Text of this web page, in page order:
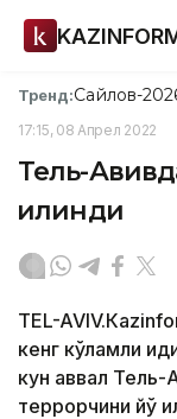
Тренд:Сайлов-
17:15, 08 Апрел 2022
Тель-
қилинди
TEL-
кенг кўламли
кун аввал Тель-
террорчини йўқ